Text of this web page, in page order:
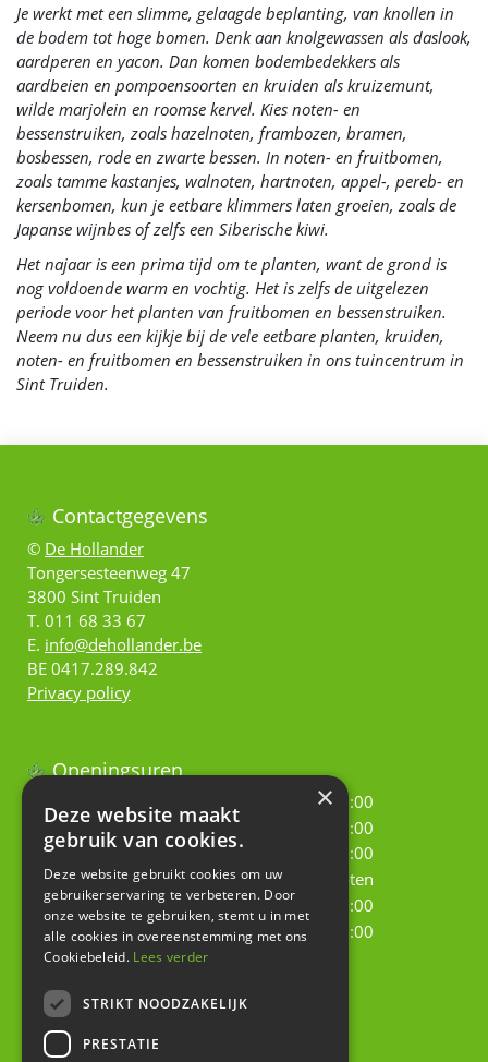
Je werkt met een slimme, gelaagde beplanting, van knollen in
de bodem tot hoge bomen. Denk aan knolgewassen als daslook,
aardperen en yacon. Dan komen bodembedekkers als
aardbeien en pompoensoorten en kruiden als kruizemunt,
wilde marjolein en roomse kervel. Kies noten- en
bessenstruiken, zoals hazelnoten, frambozen, bramen,
bosbessen, rode en zwarte bessen. In noten- en fruitbomen,
zoals tamme kastanjes, walnoten, hartnoten, appel-, pereb- en
kersenbomen, kun je eetbare klimmers laten groeien, zoals de
Japanse wijnbes of zelfs een Siberische kiwi.
Het najaar is een prima tijd om te planten, want de grond is
nog voldoende warm en vochtig. Het is zelfs de uitgelezen
periode voor het planten van fruitbomen en bessenstruiken.
Neem nu dus een kijkje bij de vele eetbare planten, kruiden,
noten- en fruitbomen en bessenstruiken in ons tuincentrum in
Sint Truiden.
Contactgegevens
© De Hollander
Tongersesteenweg 47
3800 Sint Truiden
T. 011 68 33 67
E. info@dehollander.be
BE 0417.289.842
Privacy policy
Openingsuren
09:00 - 18:00
Dinsdag
09:00 - 18:00
Woensdag
09:00 - 18:00
Donderdag
Gesloten
Vrijdag
09:00 - 18:00
Zaterdag
09:00 - 18:00
Geef uw mening!
×
Deze website maakt
gebruik van cookies.
Deze website gebruikt cookies om uw
gebruikerservaring te verbeteren. Door
onze website te gebruiken, stemt u in met
alle cookies in overeenstemming met ons
Cookiebeleid. Lees verder
STRIKT NOODZAKELIJK
PRESTATIE